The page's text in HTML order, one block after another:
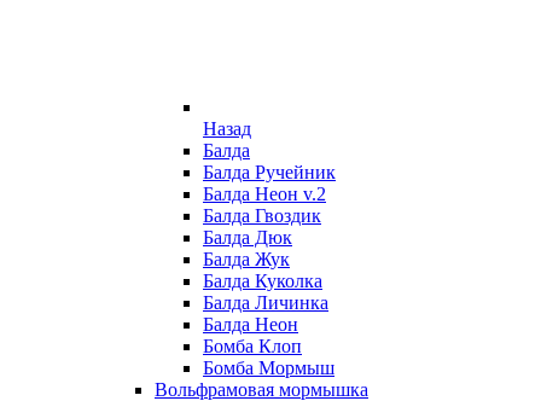
Назад
Балда
Балда Ручейник
Балда Неон v.2
Балда Гвоздик
Балда Дюк
Балда Жук
Балда Куколка
Балда Личинка
Балда Неон
Бомба Клоп
Бомба Мормыш
Вольфрамовая мормышка